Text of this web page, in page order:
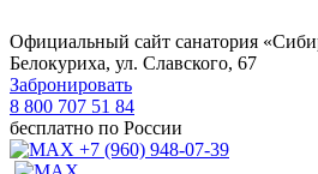
Официальный сайт санатория
Белокуриха, ул. Славского, 67
Забронировать
8 800 707 51 84
бесплатно по России
+7 (960) 948-07-39